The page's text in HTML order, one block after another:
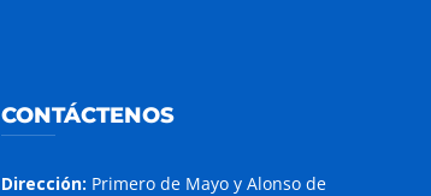
CONTÁCTENOS
Dirección: Primero de Mayo y Alonso de